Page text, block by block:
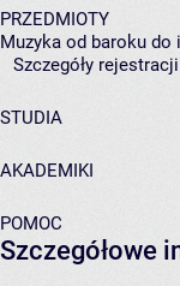
PRZEDMIOTY
Muzyka od baroku do
Szczegóły
STUDIA
AKADEMIKI
POMOC
Szczegółowe